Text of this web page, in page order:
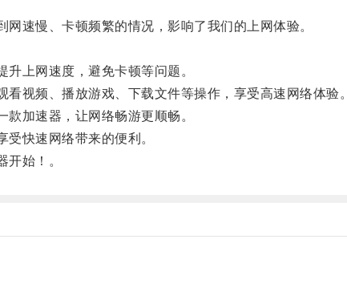
速慢、卡顿频繁的情况，影响了我们的上网体验。
上网速度，避免卡顿等问题。
视频、播放游戏、下载文件等操作，享受高速网络体验。
加速器，让网络畅游更顺畅。
快速网络带来的便利。
始！。